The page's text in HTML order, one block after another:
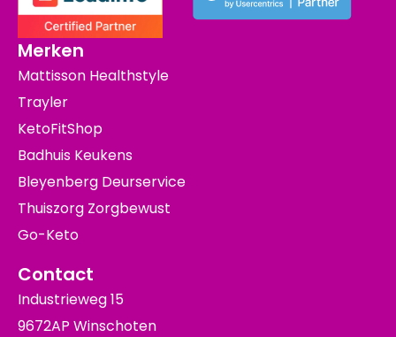
Merken
Mattisson Healthstyle
Trayler
KetoFitShop
Badhuis Keukens
Bleyenberg Deurservice
Thuiszorg Zorgbewust
Go-Keto
Contact
Industrieweg 15
9672AP Winschoten